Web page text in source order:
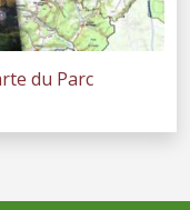
du Parc